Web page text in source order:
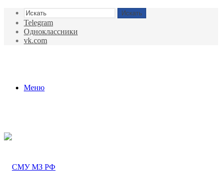
Искать
Telegram
Одноклассники
vk.com
Меню